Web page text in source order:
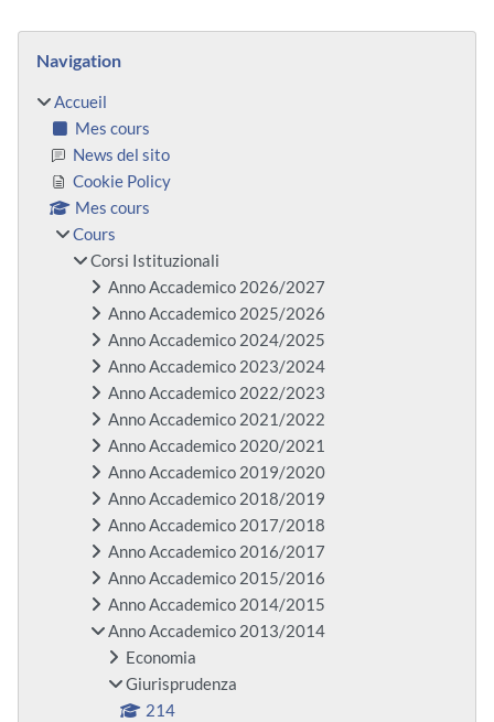
Blocs
Navigation
Accueil
Mes cours
News del sito
Cookie Policy
Mes cours
Cours
Corsi Istituzionali
Anno Accademico 2026/2027
Anno Accademico 2025/2026
Anno Accademico 2024/2025
Anno Accademico 2023/2024
Anno Accademico 2022/2023
Anno Accademico 2021/2022
Anno Accademico 2020/2021
Anno Accademico 2019/2020
Anno Accademico 2018/2019
Anno Accademico 2017/2018
Anno Accademico 2016/2017
Anno Accademico 2015/2016
Anno Accademico 2014/2015
Anno Accademico 2013/2014
Economia
Giurisprudenza
214